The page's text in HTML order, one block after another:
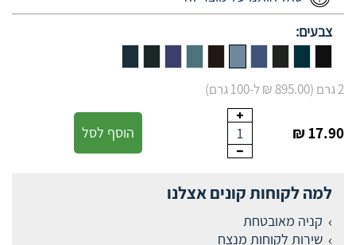
צבעים:
2 גרם (895.00 ₪ ל-100 גרם)
17.90 ₪
1 הוסף לסל
למה לקוחות קונים אצלנו
קניה מאובטחת
שירות לקוחות מנצח